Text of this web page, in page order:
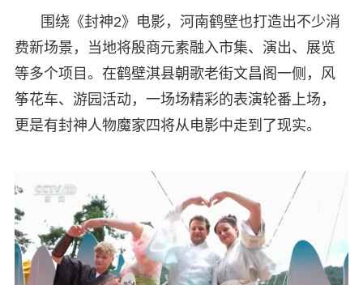
围绕《封神2》电影，河南鹤壁也打造出不少消
费新场景，当地将殷商元素融入市集、演出、展览
等多个项目。在鹤壁淇县朝歌老街文昌阁一侧，风
筝花车、游园活动，一场场精彩的表演轮番上场，
更是有封神人物魔家四将从电影中走到了现实。